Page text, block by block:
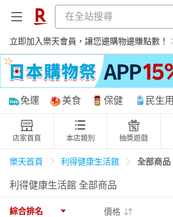
立即加入樂天會員，讓您邊購物邊賺點數！
購物網分類
天天免運 美食蛋糕 養生保
居家生活 3C家電
免運 美食 保健 民生
店家首頁 本店類別 抽獎遊戲
樂天首頁 利得健康生活館 全部商品
利得健康生活館 全部商品
綜合排名 價格